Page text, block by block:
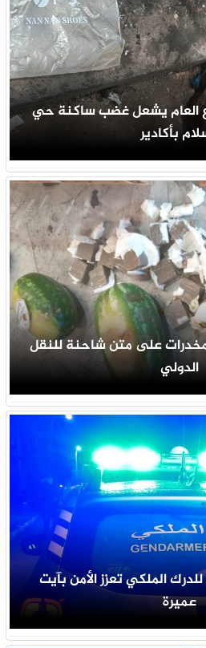
العام يشعل غضب ساكنة حي
بأكادير
على متن شاحنة للنقل
الدولي
الملكي تعزز الأمن بآيت
عميرة